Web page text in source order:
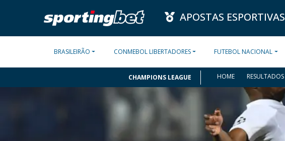
APOSTAS ESPORTIVAS
BRASILEIRÃO CONMEBOL LIBERTADORES FUTEBOL NACIONAL
CHAMPIONS LEAGUE HOME RESULTADOS